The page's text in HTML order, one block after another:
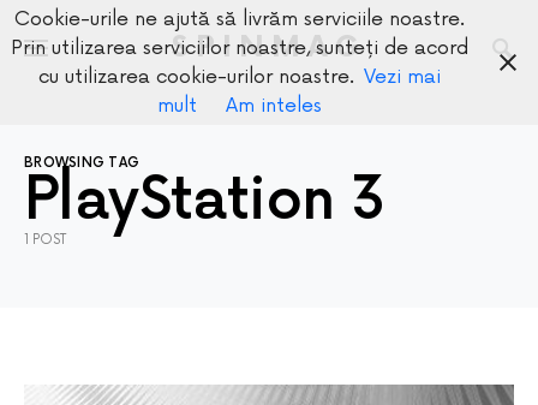
SPINMAG
BROWSING TAG
PlayStation 3
1 POST
Cookie-urile ne ajută să livrăm serviciile noastre.
Prin utilizarea serviciilor noastre, sunteți de acord
cu utilizarea cookie-urilor noastre. Vezi mai
mult
Am inteles